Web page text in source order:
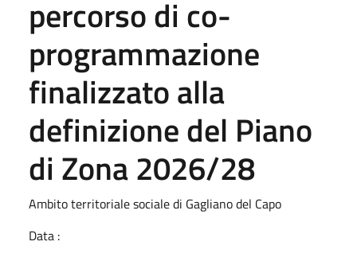
percorso di co-
programmazione
finalizzato alla
definizione del Piano
di Zona 2026/28
Ambito territoriale sociale di Gagliano del Capo
Data :